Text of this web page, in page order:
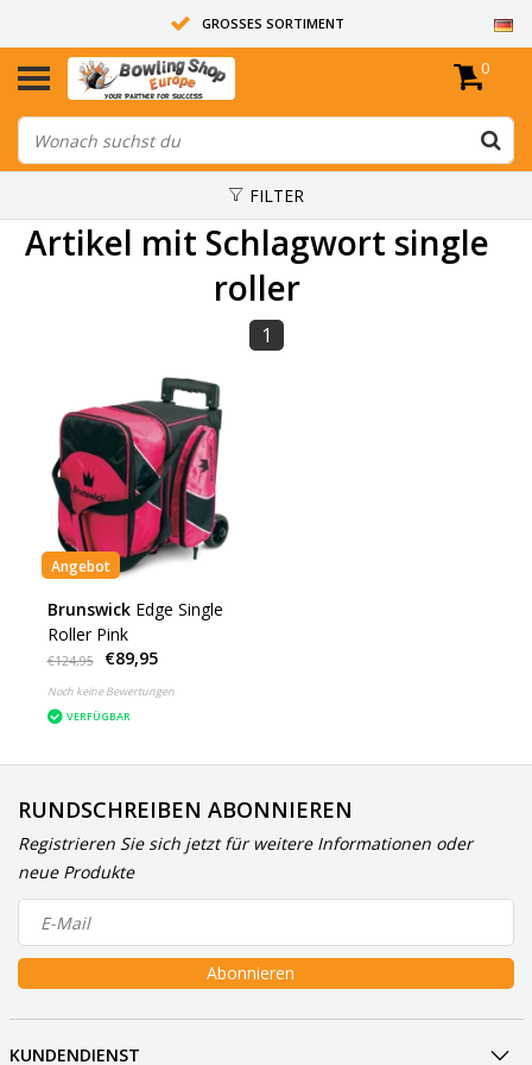
GROSSES SORTIMENT
14 TAGE RÜCKGABERECHT
ALLE BOWLINGKUGELN SIND UNGEBOHRT
0
FILTER
Artikel mit Schlagwort single
roller
1
Angebot
Brunswick Edge Single
Roller Pink
€124,95 €89,95
Noch keine Bewertungen
VERFÜGBAR
RUNDSCHREIBEN ABONNIEREN
Registrieren Sie sich jetzt für weitere Informationen oder
neue Produkte
Abonnieren
KUNDENDIENST